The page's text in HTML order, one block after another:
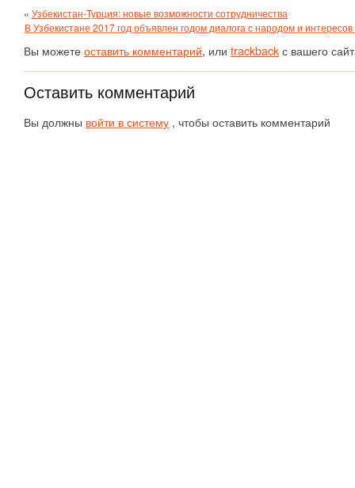
« Узбекистан-Турция: новые возможности сотрудничества
В Узбекистане 2017 год объявлен годом диалога с народом и интересов
Вы можете оставить комментарий, или trackback с вашего
Оставить комментарий
Вы должны войти в систему , чтобы оставить комментарий